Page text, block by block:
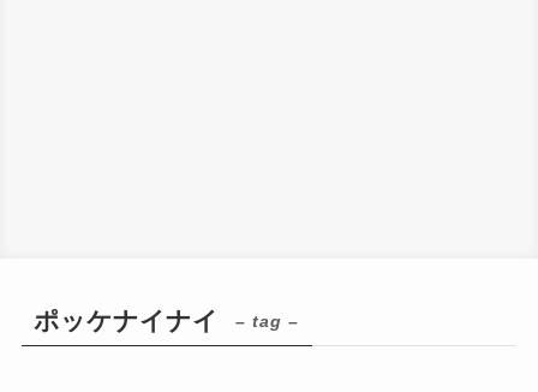
ポッケナイナイ – tag –